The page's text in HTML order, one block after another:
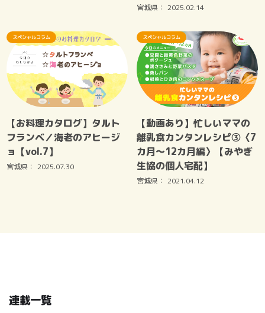
宮城県： 2025.02.14
【お料理カタログ】タルト
フランベ／海老のアヒージ
ョ【vol.7】
宮城県： 2025.07.30
スペシャルコラム
【動画あり】忙しいママの
離乳食カンタンレシピ③〈7
カ月～12カ月編〉【みやぎ
生協の個人宅配】
宮城県： 2021.04.12
スペシャルコラム
連載一覧